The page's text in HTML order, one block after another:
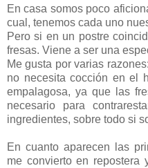
En casa somos poco
cual, tenemos cada uno
Pero si en un postre
fresas. Viene a ser una
Me gusta por varias
no necesita cocción en el
empalagosa, ya que las
necesario para
ingredientes, sobre todo si
En cuanto aparecen las
me convierto en repostera